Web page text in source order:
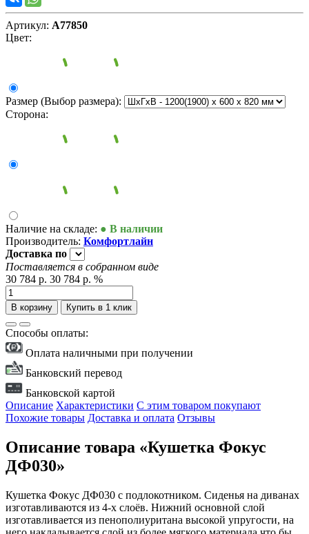
Артикул: А77850
Цвет:
Размер (Выбор размера):
Сторона:
Наличие на складе: ● В наличии
Производитель: Комфортлайн
Доставка по
Поставляется в собранном виде
30 784 р. 30 784 р. %
В корзину Купить в 1 клик
Способы оплаты:
Оплата наличными при получении
Банковский перевод
Банковской картой
Описание Характеристики С этим товаром покупают
Похожие товары Доставка и оплата Отзывы
Описание товара «Кушетка Фокус
ДФ030»
Кушетка Фокус ДФ030 с подлокотником. Сиденья на диванах
изготавливаются из 4-х слоёв. Нижний основной слой
изготавливается из пенополиуритана высокой упругости, на